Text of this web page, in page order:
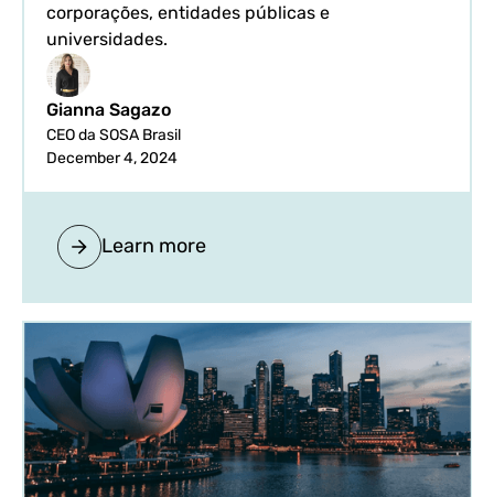
corporações, entidades públicas e
universidades.
Gianna Sagazo
CEO da SOSA Brasil
December 4, 2024
Learn more